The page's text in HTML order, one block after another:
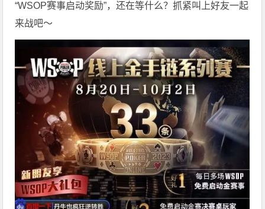
“WSOP赛事启动奖励”，还在等什么？抓紧叫上好友一起
来战吧～